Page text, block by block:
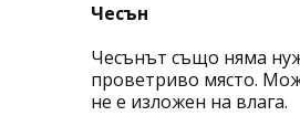
Чесън
Чесънът също няма
проветриво място.
не е изложен на влага.